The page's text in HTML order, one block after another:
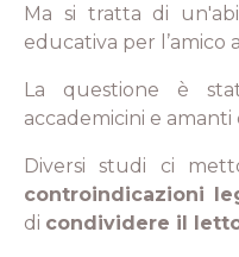
Ma si tratta di
educativa per l’amico
La questione è
accademicini e amanti
Diversi studi ci
controindicazioni
di condividere il